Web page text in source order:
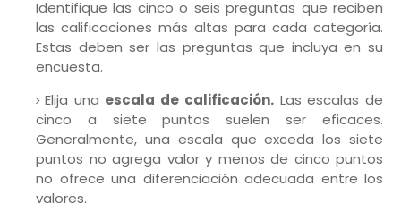
Identifique las cinco o seis preguntas que reciben
las calificaciones más altas para cada categoría.
Estas deben ser las preguntas que incluya en su
encuesta.
Elija una escala de calificación.Las escalas de
cinco a siete puntos suelen ser eficaces.
Generalmente, una escala que exceda los siete
puntos no agrega valor y menos de cinco puntos
no ofrece una diferenciación adecuada entre los
valores.